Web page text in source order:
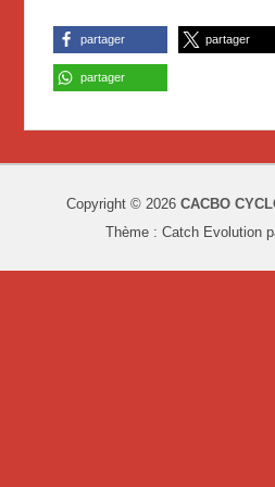
partager partager
partager
Copyright © 2026 CACBO
Thème : Catch Evolution